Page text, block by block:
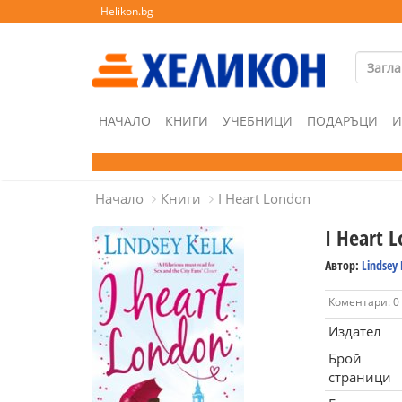
Helikon.bg
НАЧАЛО КНИГИ УЧЕБНИЦИ ПОДАРЪЦИ
Начало Книги I Heart London
I Heart
Автор: Lindsey
Коментари: 0
Издател
Брой
страници